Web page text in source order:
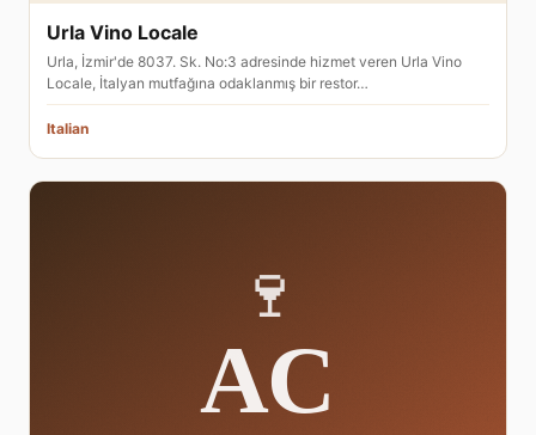
Urla Vino Locale
Urla, İzmir'de 8037. Sk. No:3 adresinde hizmet veren Urla Vino
Locale, İtalyan mutfağına odaklanmış bir restor…
Italian